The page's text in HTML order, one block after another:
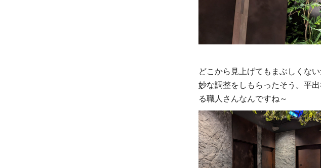
どこから見上げてもまぶしくな
妙な調整をしもらったそう。平
る職人さんなんですね～